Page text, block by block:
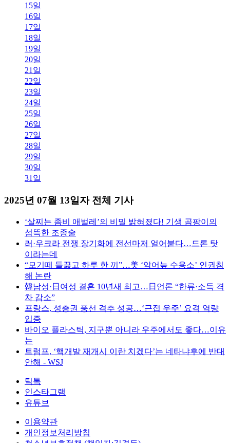
15일
16일
17일
18일
19일
20일
21일
22일
23일
24일
25일
26일
27일
28일
29일
30일
31일
2025년 07월 13일자 전체 기사
‘살찌는 좀비 애벌레’의 비밀 밝혀졌다! 기생 곰팡이의
섬뜩한 조종술
러·우크라 전쟁 장기화에 전선마저 얼어붙다…드론 탓
이라는데
“모기떼 들끓고 하루 한 끼”…美 ‘악어늪 수용소’ 인권침
해 논란
韓남성·日여성 결혼 10년새 최고…日언론 “한류·소득 격
차 감소”
프랑스, 성층권 풍선 격추 성공…‘근접 우주’ 요격 역량
입증
바이오 플라스틱, 지구뿐 아니라 우주에서도 좋다…이유
는
트럼프, ‘핵개발 재개시 이란 치겠다’는 네타냐후에 반대
안해 - WSJ
틱톡
인스타그램
유튜브
이용약관
개인정보처리방침